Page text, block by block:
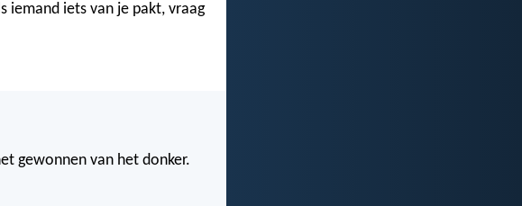
iemand iets van je pakt, vraag
gewonnen van het donker.